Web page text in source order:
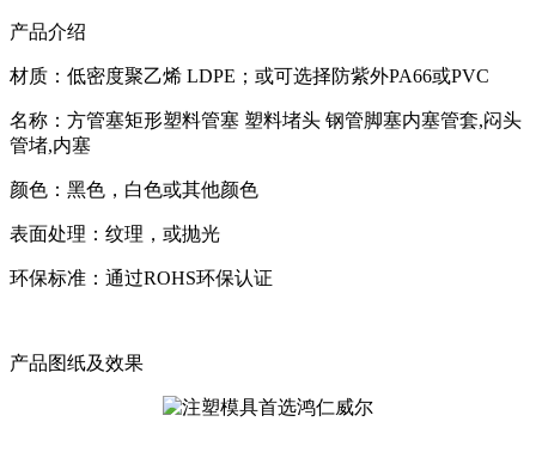
产品介绍
材质：低密度聚乙烯 LDPE；或可选择防紫外PA66或PVC
名称：方管塞矩形塑料管塞 塑料堵头 钢管脚塞内塞管套,闷头
管堵,内塞
颜色：黑色，白色或其他颜色
表面处理：纹理，或抛光
环保标准：通过ROHS环保认证
产品图纸及效果